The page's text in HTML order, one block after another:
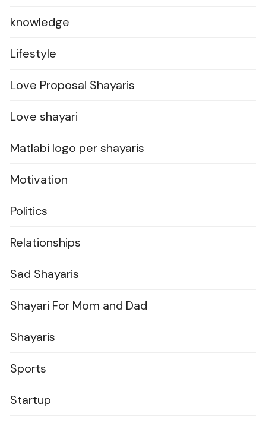
knowledge
Lifestyle
Love Proposal Shayaris
Love shayari
Matlabi logo per shayaris
Motivation
Politics
Relationships
Sad Shayaris
Shayari For Mom and Dad
Shayaris
Sports
Startup